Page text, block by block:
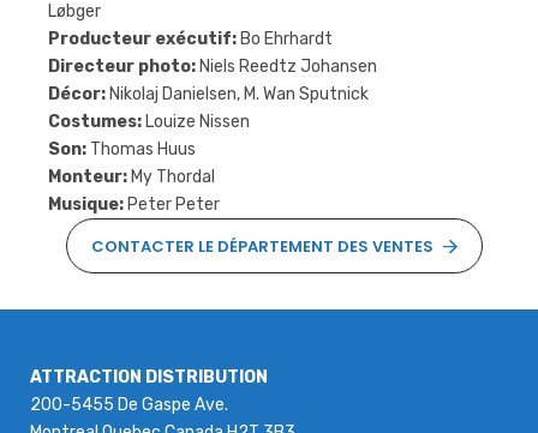
Løbger
Producteur exécutif: Bo Ehrhardt
Directeur photo: Niels Reedtz Johansen
Décor: Nikolaj Danielsen, M. Wan Sputnick
Costumes: Louize Nissen
Son: Thomas Huus
Monteur: My Thordal
Musique: Peter Peter
CONTACTER LE DÉPARTEMENT DES VENTES
ATTRACTION DISTRIBUTION
200-5455 De Gaspe Ave.